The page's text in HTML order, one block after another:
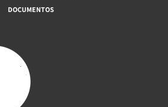
DOCUMENTOS